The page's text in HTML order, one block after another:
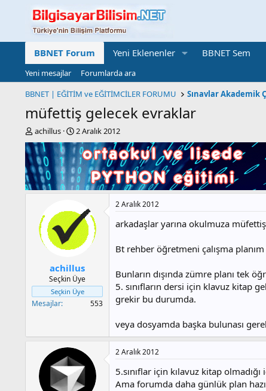
BBNET Forum Yeni Eklenenler BBNET Sem
Yeni mesajlar
Forumlarda ara
BBNET | EĞİTİM ve EĞİTİMCİLER FORUMU
müfettiş gelecek evraklar
K
o
n
b
u
y
achillus
B
a
ş
a
n
ç
t
a
r
h
i
2 Aralık 2012
achillus
Seçkin Üye
Seçkin Üye
Mesajlar 553
2 Aralık 2012
arkadaşlar yarına okulmuza
Bt rehber öğretmeni çalışma
Bunların dışında zümre planı tek
5. sınıfların dersi için klavuz kitap
grekir bu durumda.
veya dosyamda başka bulunası
2 Aralık 2012
5.sınıflar için kılavuz kitap
Ama forumda daha günlük plan